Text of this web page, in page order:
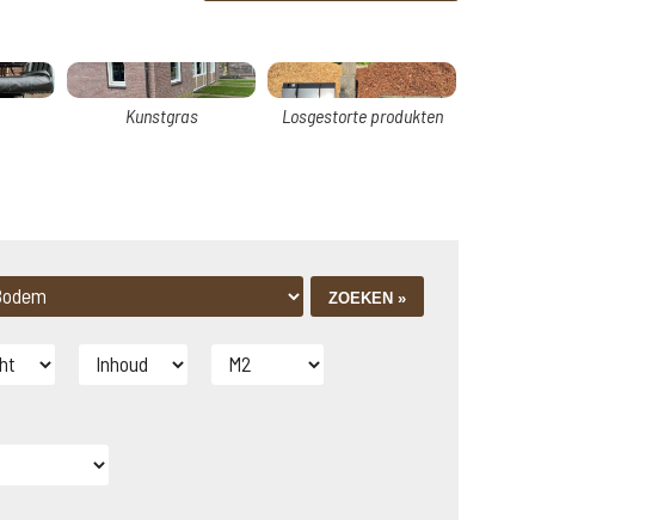
Kunstgras Losgestorte produkten